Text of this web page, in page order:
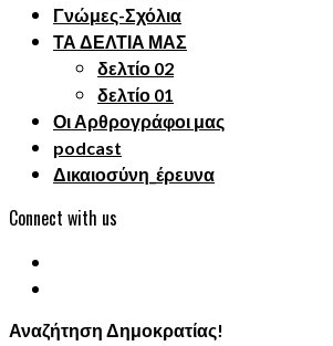
Γνώμες-Σχόλια
ΤΑ ΔΕΛΤΙΑ ΜΑΣ
δελτίο 02
δελτίο 01
Οι Αρθρογράφοι μας
podcast
Δικαιοσύνη_έρευνα
Connect with us
Αναζήτηση Δημοκρατίας!